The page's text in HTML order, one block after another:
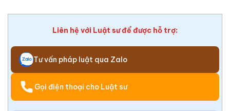
Liên hệ với Luật sư để được hỗ trợ:
Tư vấn pháp luật qua Zalo
Gọi điện thoại cho Luật sư